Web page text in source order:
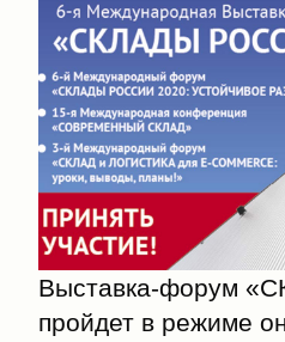
Выставка-форум
пройдет в режиме